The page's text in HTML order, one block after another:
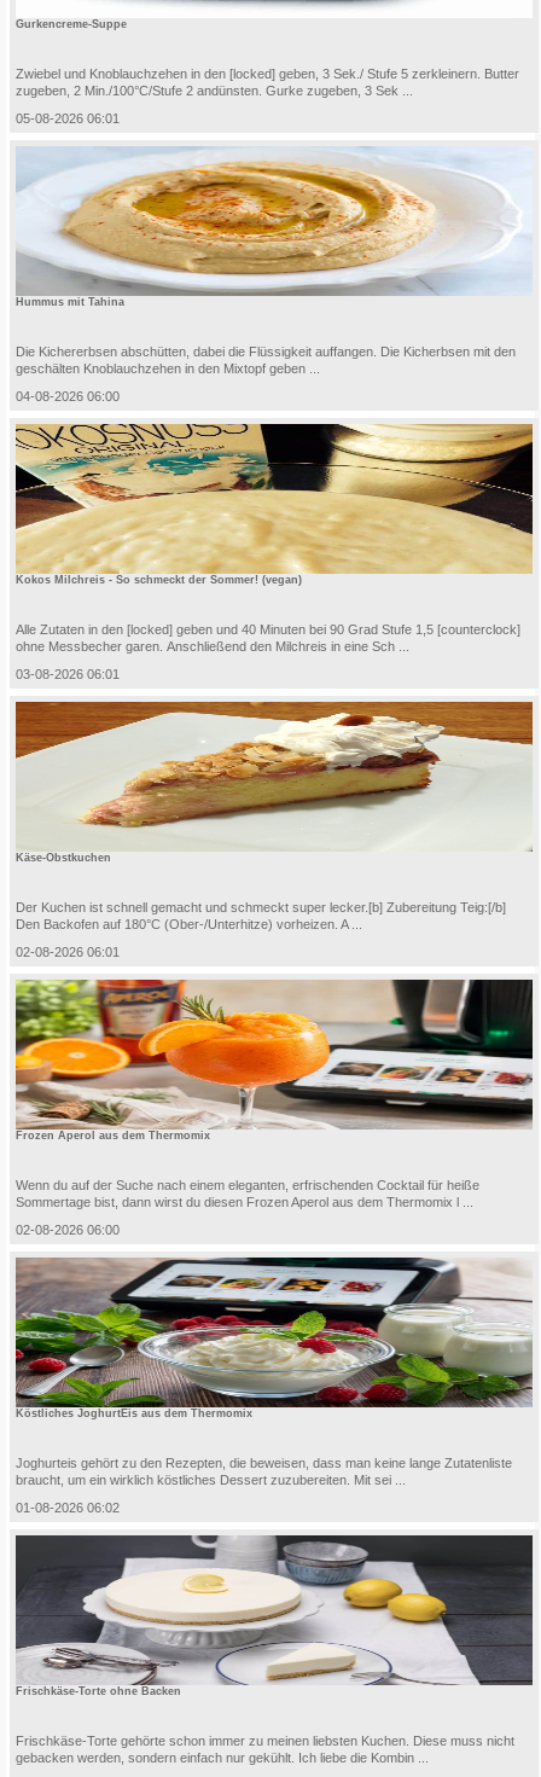
Gurkencreme-Suppe
Zwiebel und Knoblauchzehen in den [locked] geben, 3 Sek./ Stufe 5 zerkleinern. Butter
zugeben, 2 Min./100°C/Stufe 2 andünsten. Gurke zugeben, 3 Sek ...
05-08-2026 06:01
Hummus mit Tahina
Die Kichererbsen abschütten, dabei die Flüssigkeit auffangen. Die Kicherbsen mit den
geschälten Knoblauchzehen in den Mixtopf geben ...
04-08-2026 06:00
Kokos Milchreis - So schmeckt der Sommer! (vegan)
Alle Zutaten in den [locked] geben und 40 Minuten bei 90 Grad Stufe 1,5 [counterclock]
ohne Messbecher garen. Anschließend den Milchreis in eine Sch ...
03-08-2026 06:01
Käse-Obstkuchen
Der Kuchen ist schnell gemacht und schmeckt super lecker.[b] Zubereitung Teig:[/b]
Den Backofen auf 180°C (Ober-/Unterhitze) vorheizen. A ...
02-08-2026 06:01
Frozen Aperol aus dem Thermomix
Wenn du auf der Suche nach einem eleganten, erfrischenden Cocktail für heiße
Sommertage bist, dann wirst du diesen Frozen Aperol aus dem Thermomix l ...
02-08-2026 06:00
Köstliches JoghurtEis aus dem Thermomix
Joghurteis gehört zu den Rezepten, die beweisen, dass man keine lange Zutatenliste
braucht, um ein wirklich köstliches Dessert zuzubereiten. Mit sei ...
01-08-2026 06:02
Frischkäse-Torte ohne Backen
Frischkäse-Torte gehörte schon immer zu meinen liebsten Kuchen. Diese muss nicht
gebacken werden, sondern einfach nur gekühlt. Ich liebe die Kombin ...